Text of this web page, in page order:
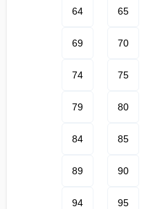
64 65
69 70
74 75
79 80
84 85
89 90
94 95